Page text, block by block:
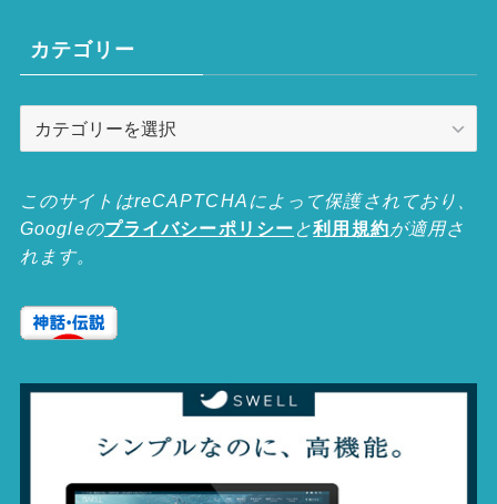
カテゴリー
リ
ー
このサイトはreCAPTCHAによって保護されており、
Googleのプライバシーポリシー と利用規約が適用さ
れます。